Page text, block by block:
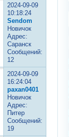
2024-09-09
10:18:24
Sendom
Новичок
Адрес:
Саранск
Сообщений:
12
2024-09-09
16:24:04
paxan0401
Новичок
Адрес:
Питер
Сообщений:
19